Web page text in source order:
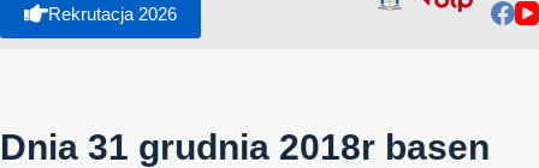
Rekrutacja 2026
Dnia 31 grudnia 2018r basen